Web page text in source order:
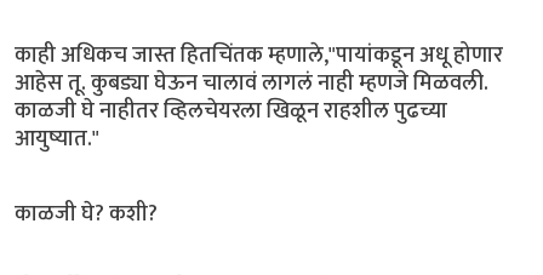
काही अधिकच जास्त हितचिंतक म्हणाले,"पायांकडून अधू होणार
आहेस तू. कुबड्या घेऊन चालावं लागलं नाही म्हणजे मिळवली.
काळजी घे नाहीतर व्हिलचेयरला खिळून राहशील पुढच्या
आयुष्यात."
काळजी घे? कशी?